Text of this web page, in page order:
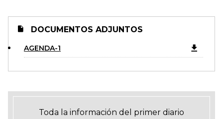
DOCUMENTOS ADJUNTOS
AGENDA-1
Toda la información del primer diario